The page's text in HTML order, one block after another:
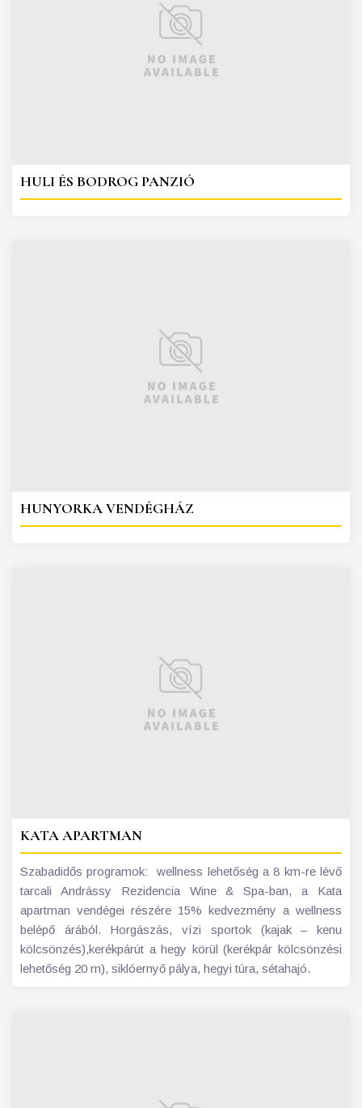
HULI ÉS BODROG PANZIÓ
HUNYORKA VENDÉGHÁZ
KATA APARTMAN
Szabadidős programok: wellness lehetőség a 8 km-re lévő
tarcali Andrássy Rezidencia Wine & Spa-ban, a Kata
apartman vendégei részére 15% kedvezmény a wellness
belépő árából. Horgászás, vízi sportok (kajak – kenu
kölcsönzés),kerékpárút a hegy körül (kerékpár kölcsönzési
lehetőség 20 m), siklóernyő pálya, hegyi túra, sétahajó.